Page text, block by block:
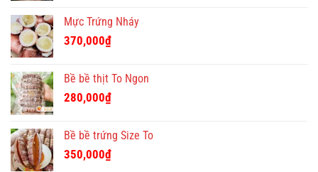
Mực Trứng Nháy
370,000₫
Bề bề thịt To Ngon
280,000₫
Bề bề trứng Size To
350,000₫